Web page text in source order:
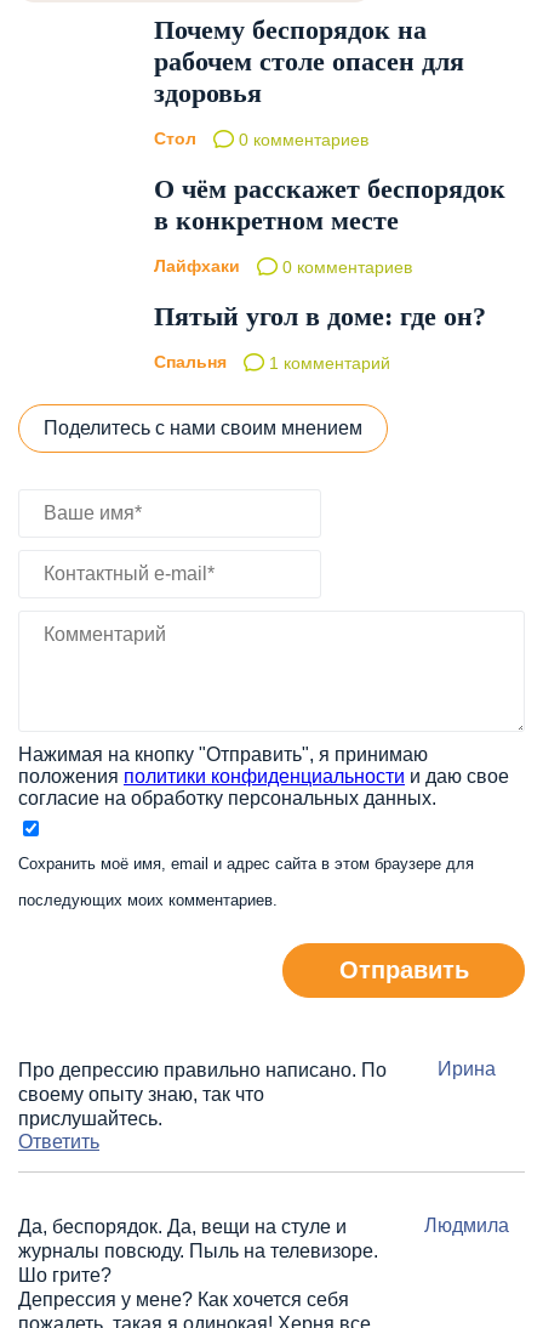
Почему беспорядок на
рабочем столе опасен для
здоровья
Стол 0 комментариев
О чём расскажет беспорядок
в конкретном месте
Лайфхаки 0 комментариев
Пятый угол в доме: где он?
Спальня 1 комментарий
Поделитесь с нами своим мнением
Нажимая на кнопку "Отправить", я принимаю
положения политики конфиденциальности и даю свое
согласие на обработку персональных данных.
Сохранить моё имя, email и адрес сайта в этом браузере для
последующих моих комментариев.
Отправить
Про депрессию правильно написано. По
своему опыту знаю, так что
прислушайтесь.
Ирина
Ответить
Да, беспорядок. Да, вещи на стуле и
журналы повсюду. Пыль на телевизоре.
Шо грите?
Депрессия у мене? Как хочется себя
пожалеть, такая я одинокая! Херня все
Людмила